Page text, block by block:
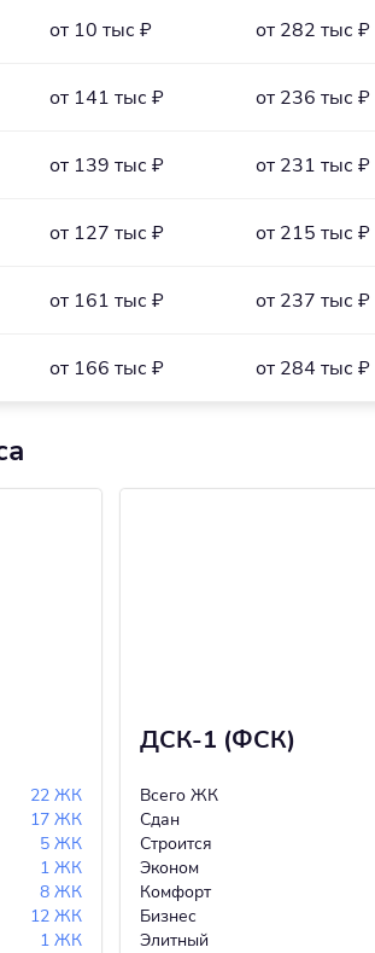
от 10 тыс ₽ от 282 тыс ₽
от 141 тыс ₽ от 236 тыс ₽
от 139 тыс ₽ от 231 тыс ₽
от 127 тыс ₽ от 215 тыс ₽
от 161 тыс ₽ от 237 тыс ₽
от 166 тыс ₽ от 284 тыс ₽
22 ЖК
17 ЖК
5 ЖК
1 ЖК
8 ЖК
12 ЖК
1 ЖК
ДСК-1 (ФСК)
Всего ЖК
Сдан
Строится
Эконом
Комфорт
Бизнес
Элитный